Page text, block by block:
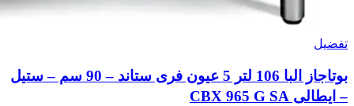
تفضيل
بوتاجاز البا 106 لتر 5 عيون فرى ستاند – 90 سم – ستيل
– ايطالى CBX 965 G SA